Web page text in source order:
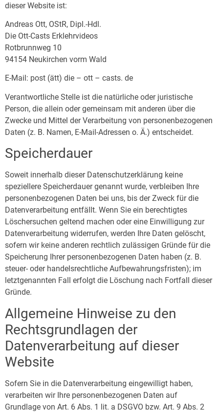
dieser Website ist:
Andreas Ott, OStR, Dipl.-Hdl.
Die Ott-Casts Erklehrvideos
Rotbrunnweg 10
94154 Neukirchen vorm Wald
E-Mail: post (ätt) die – ott – casts. de
Verantwortliche Stelle ist die natürliche oder juristische
Person, die allein oder gemeinsam mit anderen über die
Zwecke und Mittel der Verarbeitung von personenbezogenen
Daten (z. B. Namen, E-Mail-Adressen o. Ä.) entscheidet.
Speicherdauer
Soweit innerhalb dieser Datenschutzerklärung keine
speziellere Speicherdauer genannt wurde, verbleiben Ihre
personenbezogenen Daten bei uns, bis der Zweck für die
Datenverarbeitung entfällt. Wenn Sie ein berechtigtes
Löschersuchen geltend machen oder eine Einwilligung zur
Datenverarbeitung widerrufen, werden Ihre Daten gelöscht,
sofern wir keine anderen rechtlich zulässigen Gründe für die
Speicherung Ihrer personenbezogenen Daten haben (z. B.
steuer- oder handelsrechtliche Aufbewahrungsfristen); im
letztgenannten Fall erfolgt die Löschung nach Fortfall dieser
Gründe.
Allgemeine Hinweise zu den
Rechtsgrundlagen der
Datenverarbeitung auf dieser
Website
Sofern Sie in die Datenverarbeitung eingewilligt haben,
verarbeiten wir Ihre personenbezogenen Daten auf
Grundlage von Art. 6 Abs. 1 lit. a DSGVO bzw. Art. 9 Abs. 2